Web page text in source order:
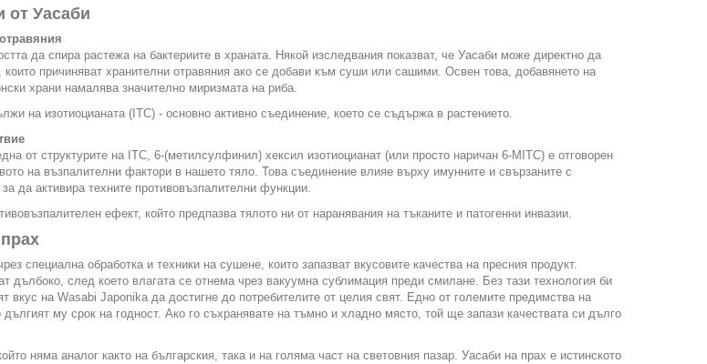
от Уасаби
да спира растежа на бактериите в храната. Някой изследвания показват, че Уасаби може директно да
които причиняват хранителни отравяния ако се добави към суши или сашими. Освен това, добавянето на
храни намалява значително миризмата на риба.
на изотиоцианата (ITC) - основно активно съединение, което се съдържа в растението.
от структурите на ITC, 6-(метилсулфинил) хексил изотиоцианат (или просто наричан 6-MITC) е отговорен
на възпалителни фактори в нашето тяло. Това съединение влияе върху имунните и свързаните с
да активира техните противовъзпалителни функции.
ефект, който предпазва тялото ни от наранявания на тъканите и патогенни инвазии.
специална обработка и техники на сушене, които запазват вкусовите качества на пресния продукт.
дълбоко, след което влагата се отнема чрез вакуумна сублимация преди смилане. Без тази технология би
вкус на Wasabi Japonika да достигне до потребителите от целия свят. Едно от големите предимства на
му срок на годност. Ако го съхранявате на тъмно и хладно място, той ще запази качествата си дълго
няма аналог както на българския, така и на голяма част на световния пазар. Уасаби на прах е истинското